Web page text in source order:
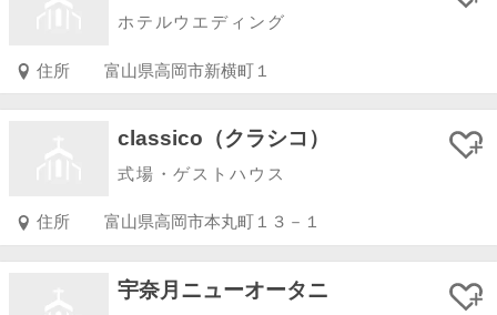
ホテルウエディング
住所 富山県高岡市新横町１
classico（クラシコ）
式場・ゲストハウス
住所 富山県高岡市本丸町１３－１
宇奈月ニューオータニ